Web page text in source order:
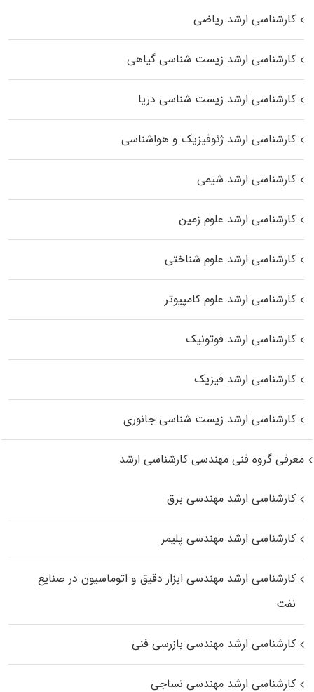
کارشناسی ارشد ریاضی
کارشناسی ارشد زیست‌ شناسی گیاهی
کارشناسی ارشد زیست‌ شناسی دریا
کارشناسی ارشد ژئوفیزیک و هواشناسی
کارشناسی ارشد شیمی
کارشناسی ارشد علوم زمین
کارشناسی ارشد علوم شناختی
کارشناسی ارشد علوم کامپیوتر
کارشناسی ارشد فوتونیک
کارشناسی ارشد فیزیک
کارشناسی ارشد زیست‌ شناسی جانوری
معرفی گروه فنی مهندسی کارشناسی ارشد
کارشناسی ارشد مهندسی برق
کارشناسی ارشد مهندسی پلیمر
کارشناسی ارشد مهندسی ابزار دقیق و اتوماسیون در صنایع
نفت
کارشناسی ارشد مهندسی بازرسی فنی
کارشناسی ارشد مهندسی نساجی